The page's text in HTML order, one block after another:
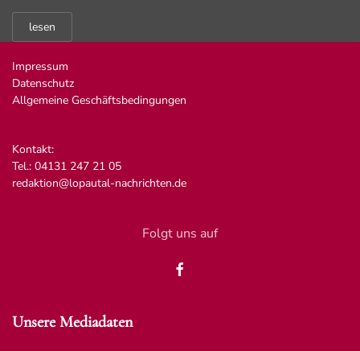
lesen
Impressum
Datenschutz
Allgemeine Geschäftsbedingungen
Kontakt:
Tel.: 04131 247 21 05
redaktion@lopautal-nachrichten.de
Folgt uns auf
Unsere Mediadaten